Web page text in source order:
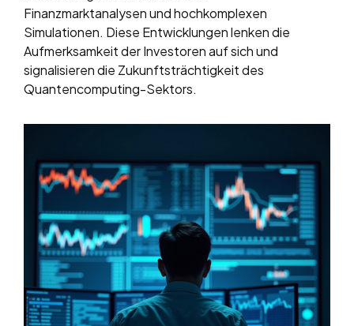
Finanzmarktanalysen und hochkomplexen
Simulationen. Diese Entwicklungen lenken die
Aufmerksamkeit der Investoren auf sich und
signalisieren die Zukunftsträchtigkeit des
Quantencomputing-Sektors.